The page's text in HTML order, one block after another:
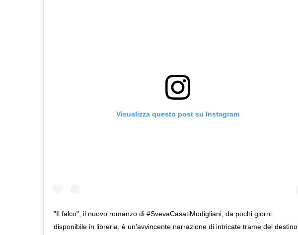
Visualizza questo post su Instagram
"Il falco", il nuovo romanzo di #SvevaCasatiModigliani, da pochi giorni
disponibile in libreria, è un'avvincente narrazione di intricate trame del destino,